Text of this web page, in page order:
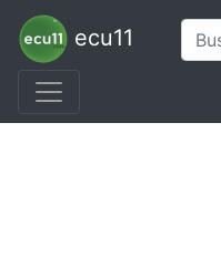
ecu11